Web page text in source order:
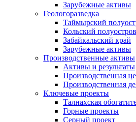
Зарубежные активы
Геологоразведка
Таймырский
Кольский полуостров
Забайкальский край
Зарубежные активы
Производственные активы
Активы и результаты
Производственная
Производственная
Ключевые проекты
Талнахская
Горные проекты
Серный проект